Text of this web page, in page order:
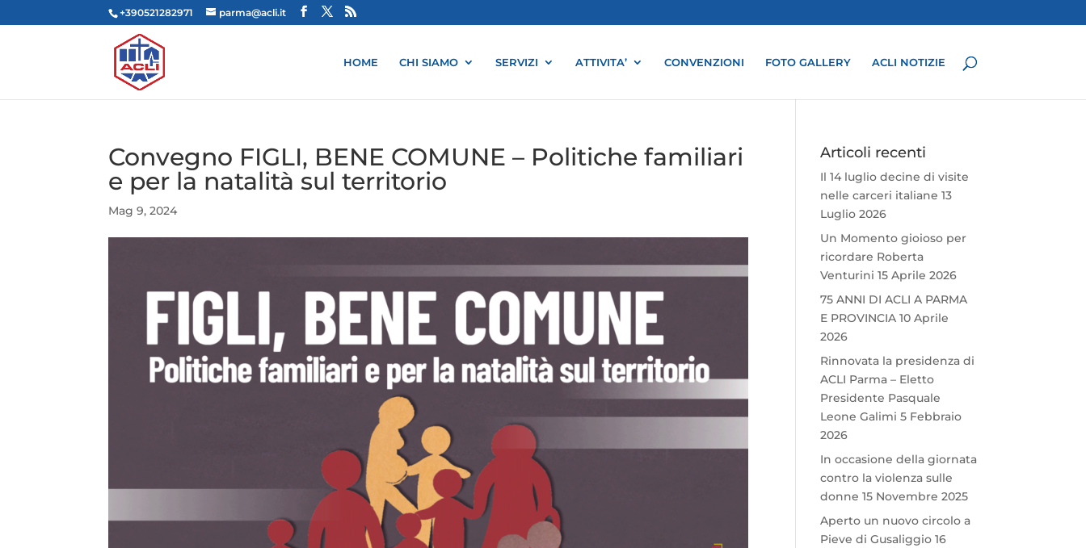
+390521282971 parma@acli.it
HOME CHI SIAMO SERVIZI ATTIVITA’ CONVENZIONI FOTO GALLERY ACLI NOTIZIE
Convegno FIGLI, BENE COMUNE – Politiche familiari
e per la natalità sul territorio
Mag 9, 2024
Articoli recenti
Il 14 luglio decine di visite
nelle carceri italiane 13
Luglio 2026
Un Momento gioioso per
ricordare Roberta
Venturini 15 Aprile 2026
75 ANNI DI ACLI A PARMA
E PROVINCIA 10 Aprile
2026
Rinnovata la presidenza di
ACLI Parma – Eletto
Presidente Pasquale
Leone Galimi 5 Febbraio
2026
In occasione della giornata
contro la violenza sulle
donne 15 Novembre 2025
Aperto un nuovo circolo a
Pieve di Gusaliggio 16